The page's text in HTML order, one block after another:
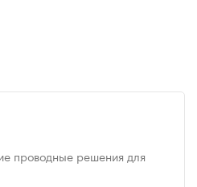
проводные решения для